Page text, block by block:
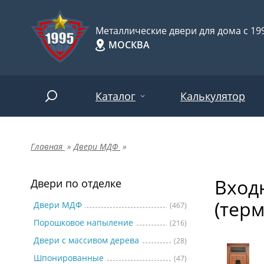
Металлические двери для дома с
МОСКВА
Каталог
Двери по отделке
Двери по назначению
Двери по особенностям
Калькулятор
Главная » Двери МДФ »
Двери по отделке
Двери МДФ (467)
Порошковое напыление (216)
Двери с массивом дерева (28)
Шпонированные (47)